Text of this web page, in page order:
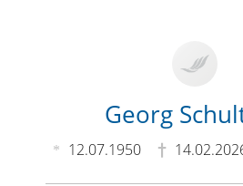
Georg
12.07.1950